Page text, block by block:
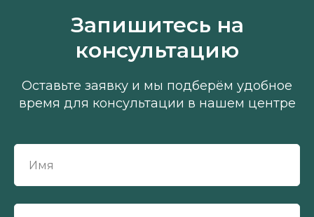
Запишитесь на
консультацию
Оставьте заявку и мы подберём удобное
время для консультации в нашем центре